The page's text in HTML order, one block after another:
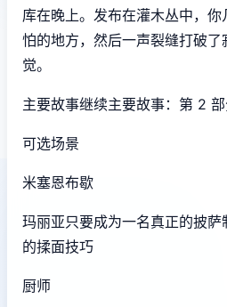
库在晚上。发布在灌木丛中，
怕的地方，然后一声裂缝打破了
觉。
主要故事继续主要故事：第 2 部
可选场景
米塞恩布歇
玛丽亚只要成为一名真正的披
的揉面技巧
厨师